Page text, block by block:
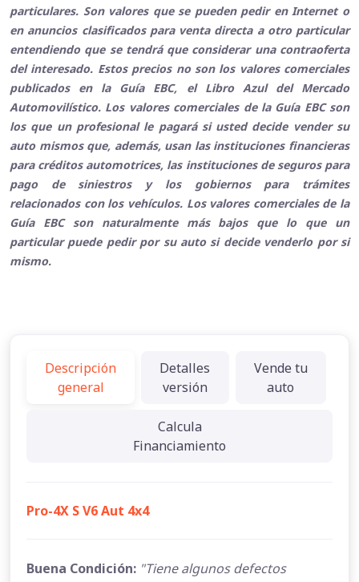
particulares. Son valores que se pueden pedir en Internet o
en anuncios clasificados para venta directa a otro particular
entendiendo que se tendrá que considerar una contraoferta
del interesado. Estos precios no son los valores comerciales
publicados en la Guía EBC, el Libro Azul del Mercado
Automovilístico. Los valores comerciales de la Guía EBC son
los que un profesional le pagará si usted decide vender su
auto mismos que, además, usan las instituciones financieras
para créditos automotrices, las instituciones de seguros para
pago de siniestros y los gobiernos para trámites
relacionados con los vehículos. Los valores comerciales de la
Guía EBC son naturalmente más bajos que lo que un
particular puede pedir por su auto si decide venderlo por si
mismo.
Descripción
general
Detalles
versión
Vende tu
auto
Calcula
Financiamiento
Pro-4X S V6 Aut 4x4
Buena Condición: "Tiene algunos defectos